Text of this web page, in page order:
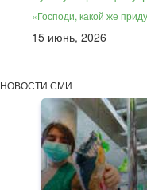
«Господи, какой же
15 июнь, 2026
НОВОСТИ СМИ